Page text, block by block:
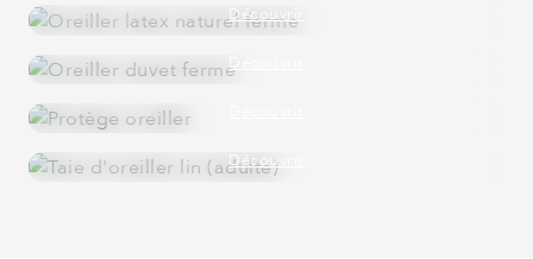
Découvrir
OREILLER DUVET FERME
Découvrir
PROTÈGE OREILLER
Découvrir